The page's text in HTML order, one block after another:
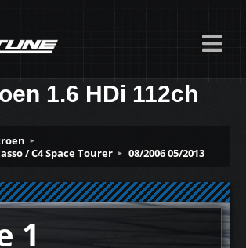
1.6 HDi 112ch
/ C4 Space Tourer
08/2006 05/2013
1